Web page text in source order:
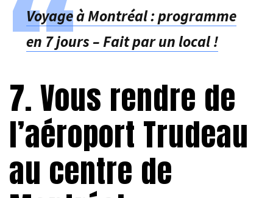
Voyage à Montréal : programme
en 7 jours – Fait par un local !
7. Vous rendre de
l’aéroport Trudeau
au centre de